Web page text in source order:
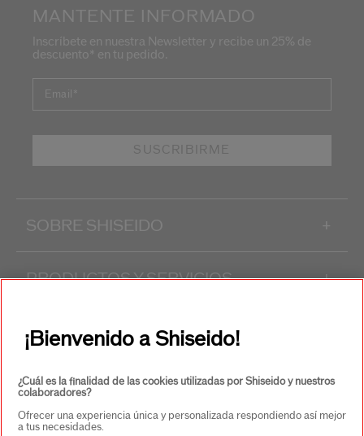
MANTENTE INFORMADO
Inscríbete en nuestra Newsletter y recibe un 25% de
descuento* en tu pedido.
*
Email
SUSCRIBIRME
SOBRE SHISEIDO +
PRODUCTOS Y SERVICIOS +
CONTACTO
¡Bienvenido a Shiseido!
¿Cuál es la finalidad de las cookies utilizadas por Shiseido y nuestros
colaboradores?
Ofrecer una experiencia única y personalizada respondiendo así mejor
a tus necesidades.